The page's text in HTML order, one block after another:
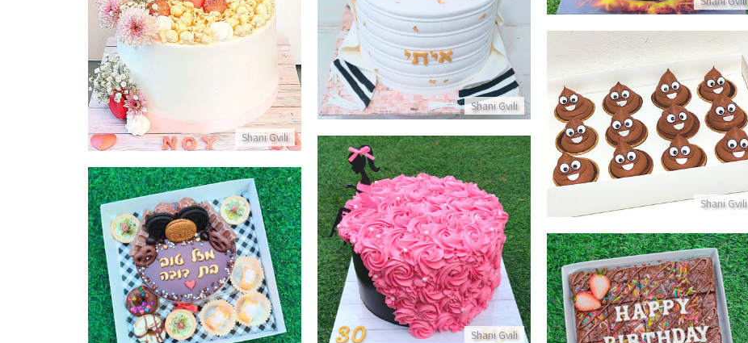
Shani Gvili
פרטים נוספים
Shani Gvili
פרטים נוספים
Shani Gvili
קאפקייקס אימוגי קקי מחייך
פרטים נוספים
Shani Gvili
עוגה מעוצבת לאשה
פרטים נוספים מארז מתוקים עם משלוח
פרטים נוספים
בראוניז ליום הולדת